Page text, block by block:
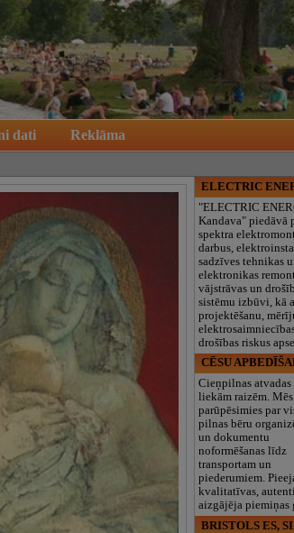
dati Reklāma
ELECTRIC
"ELECTRIC
Kandava" piedāvā
spektra
darbus,
sadzīves tehnikas
elektronikas
vājstrāvas un
sistēmu izbūvi, kā
projektēšanu,
drošības riskus
CĒSU
Cieņpilnas atvadas
liekām raizēm. Mēs
parūpēsimies par
pilnas bēru
un dokumentu
noformēšanas līdz
transportam un
piederumiem.
kvalitatīvas,
aizgājēja piemiņas
BRISTOLS ES,